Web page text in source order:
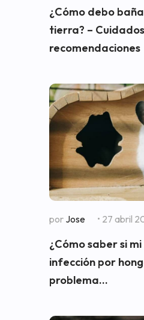
¿Cómo debo
tierra? –
recomendaciones
por Jose • 27 abril
¿Cómo saber si
infección por
problema...